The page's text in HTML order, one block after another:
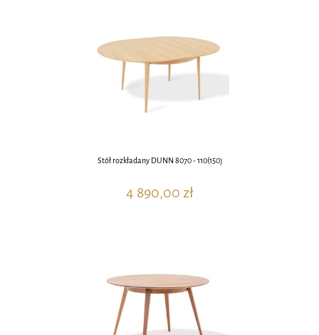
Stół rozkładany DUNN 8070 - 110(150)
4 890,00 zł